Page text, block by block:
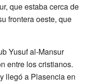
que estaba cerca de
frontera oeste, que
Yusuf al-Mansur
entre los cristianos.
llegó a Plasencia en